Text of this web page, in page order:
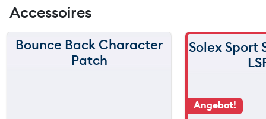
Accessoires
Bounce Back Character
Patch
Angebot!
Solex Sport